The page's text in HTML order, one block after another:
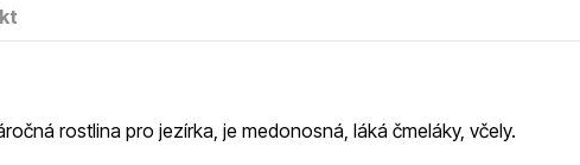
rostlina pro jezírka, je medonosná, láká čmeláky, včely.